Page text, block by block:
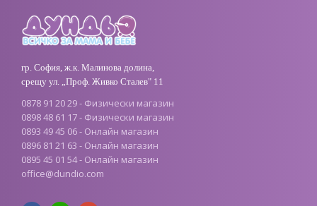
гр. София, ж.к. Малинова долина,
срещу ул. „Проф. Живко Сталев" 11
0878 91 20 29 - Физически магазин
0898 48 61 17 - Физически магазин
0893 49 45 06 - Онлайн магазин
0896 81 21 63 - Онлайн магазин
0895 45 01 54 - Онлайн магазин
office@dundio.com